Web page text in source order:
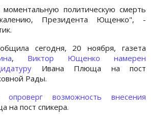
политическую смерть
Президента Ющенко", -
сегодня, 20 ноября, газета
, Виктор Ющенко
намерен
Ивана Плюща на пост
Рады.
опроверг возможность внесения
на пост спикера.